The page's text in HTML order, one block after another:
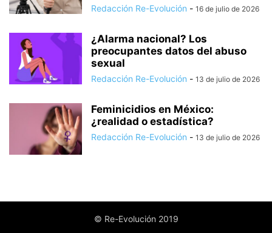
Redacción Re-Evolución - 16 de julio de 2026
¿Alarma nacional? Los
preocupantes datos del abuso
sexual
Redacción Re-Evolución - 13 de julio de 2026
Feminicidios en México:
¿realidad o estadística?
Redacción Re-Evolución - 13 de julio de 2026
© Re-Evolución 2019